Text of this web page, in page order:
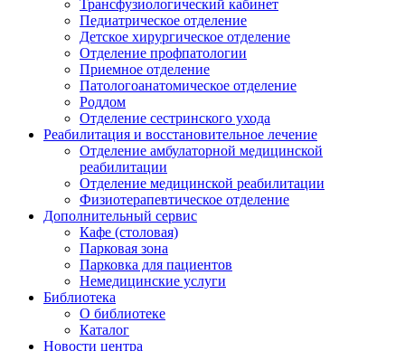
Трансфузиологический кабинет
Педиатрическое отделение
Детское хирургическое отделение
Отделение профпатологии
Приемное отделение
Патологоанатомическое отделение
Роддом
Отделение сестринского ухода
Реабилитация и восстановительное лечение
Отделение амбулаторной медицинской
реабилитации
Отделение медицинской реабилитации
Физиотерапевтическое отделение
Дополнительный сервис
Кафе (столовая)
Парковая зона
Парковка для пациентов
Немедицинские услуги
Библиотека
О библиотеке
Каталог
Новости центра